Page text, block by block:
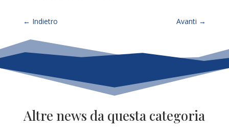
← Indietro Avanti →
Altre news da questa categoria